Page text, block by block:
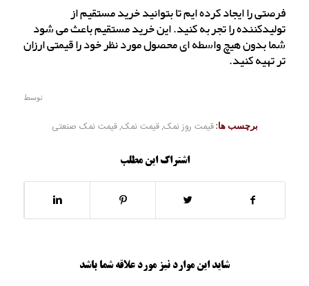
فرصتی را ایجاد کرده ایم تا بتوانید خرید مستقیم از
تولیدکننده را تجربه کنید. این خرید مستقیم باعث می شود
شما بدون هیچ واسطه ای محصول مورد نظر خود را قیمتی ارزان
تر تهیه کنید.
توسط
برچسب ها: قیمت روز نمک,قیمت نمک,قیمت نمک صنعتی
اشتراک این مطلب
شاید این موارد نیز مورد علاقه شما باشد